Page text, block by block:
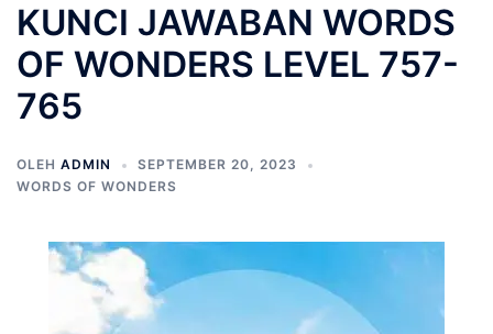
KUNCI JAWABAN WORDS
OF WONDERS LEVEL 757-
765
OLEH ADMIN
SEPTEMBER 20, 2023
WORDS OF WONDERS